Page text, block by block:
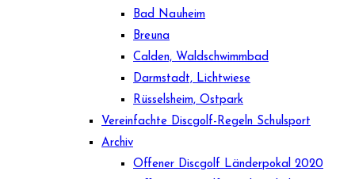
Bad Nauheim
Breuna
Calden, Waldschwimmbad
Darmstadt, Lichtwiese
Rüsselsheim, Ostpark
Vereinfachte Discgolf-Regeln Schulsport
Archiv
Offener Discgolf Länderpokal 2020